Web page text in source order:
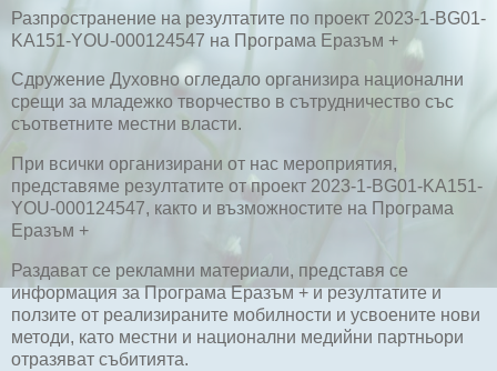
Разпространение на резултатите по проект 2023-1-BG01-
KA151-YOU-000124547 на Програма Еразъм +
Сдружение Духовно огледало организира национални
срещи за младежко творчество в сътрудничество със
съответните местни власти.
При всички организирани от нас мероприятия,
представяме резултатите от проект 2023-1-BG01-KA151-
YOU-000124547, както и възможностите на Програма
Еразъм +
Раздават се рекламни материали, представя се
информация за Програма Еразъм + и резултатите и
ползите от реализираните мобилности и усвоените нови
методи, като местни и национални медийни партньори
отразяват събитията.